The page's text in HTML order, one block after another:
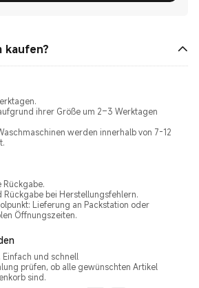
kaufen?
ihrer Größe um 2–3 Werktagen
werden innerhalb von 7-12
Rückgabe.
Rückgabe bei Herstellungsfehlern.
Lieferung an Packstation oder
Öffnungszeiten.
und schnell
prüfen, ob alle gewünschten Artikel
sind.